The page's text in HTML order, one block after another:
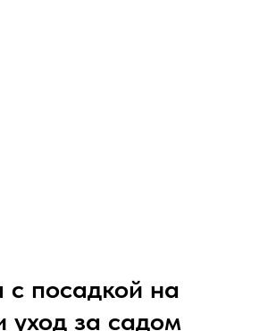
посадкой на
уход за садом